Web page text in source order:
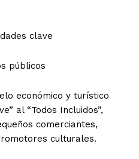
clave
públicos
económico y turístico
al “Todos Incluidos”,
comerciantes,
culturales.